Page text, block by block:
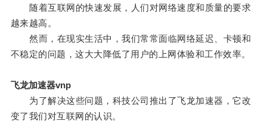
随着互联网的快速发展，人们对网络速度和质量的要求
越来越高。
然而，在现实生活中，我们常常面临网络延迟、卡顿和
不稳定的问题，这大大降低了用户的上网体验和工作效率。
飞龙加速器vnp
为了解决这些问题，科技公司推出了飞龙加速器，它改
变了我们对互联网的认识。